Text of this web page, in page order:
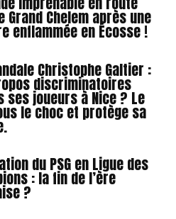
Grand Chelem après une
enflammée en Écosse !
Christophe Galtier :
discriminatoires
ses joueurs à Nice ? Le
le choc et protège sa
du PSG en Ligue des
: la fin de l’ère
?